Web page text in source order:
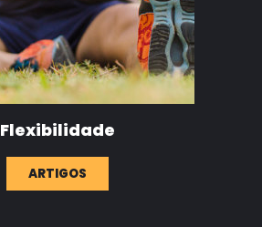
Flexibilidade
ARTIGOS